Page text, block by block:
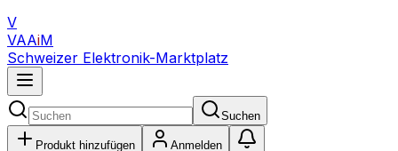
V
VAAiM
Schweizer Elektronik-Marktplatz
Suchen
Produkt hinzufügen Anmelden